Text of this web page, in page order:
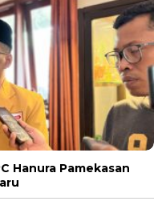
Hanura Pamekasan